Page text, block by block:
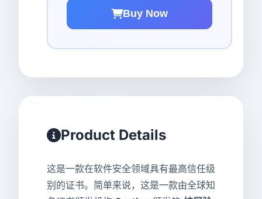
Buy Now
Product Details
这是一款在软件安全领域具有最高信任级
别的证书。简单来说，这是一款由全球知